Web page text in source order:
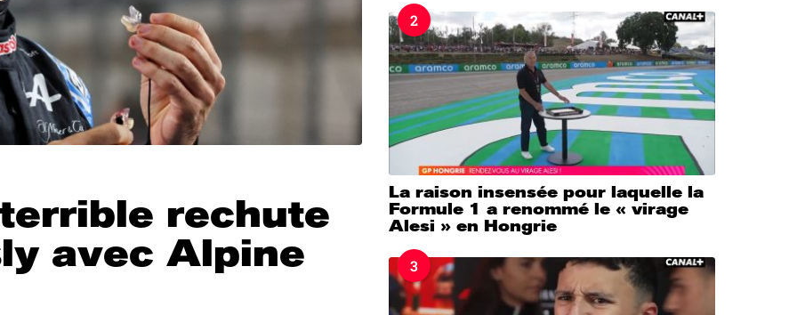
rechute
avec Alpine
2
La raison insensée pour laquelle la
Formule 1 a renommé le « virage
Alesi » en Hongrie
3